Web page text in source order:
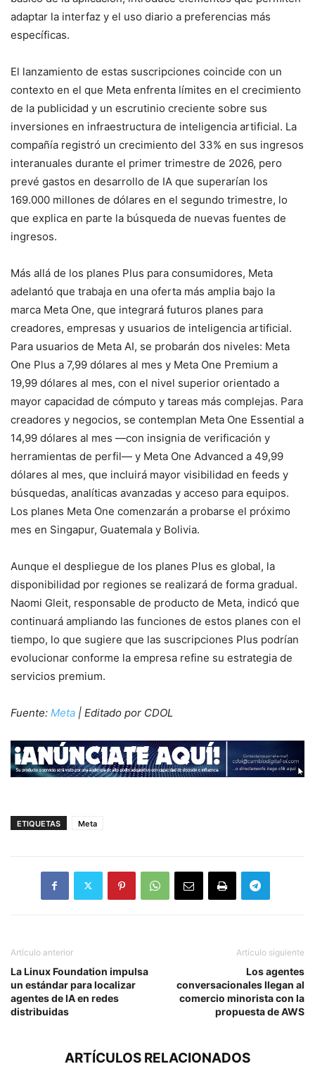
adaptar la interfaz y el uso diario a preferencias más
específicas.
El lanzamiento de estas suscripciones coincide con un
contexto en el que Meta enfrenta límites en el crecimiento
de la publicidad y un escrutinio creciente sobre sus
inversiones en infraestructura de inteligencia artificial. La
compañía registró un crecimiento del 33% en sus ingresos
interanuales durante el primer trimestre de 2026, pero
prevé gastos en desarrollo de IA que superarían los
169.000 millones de dólares en el segundo trimestre, lo
que explica en parte la búsqueda de nuevas fuentes de
ingresos.
Más allá de los planes Plus para consumidores, Meta
adelantó que trabaja en una oferta más amplia bajo la
marca Meta One, que integrará futuros planes para
creadores, empresas y usuarios de inteligencia artificial.
Para usuarios de Meta AI, se probarán dos niveles: Meta
One Plus a 7,99 dólares al mes y Meta One Premium a
19,99 dólares al mes, con el nivel superior orientado a
mayor capacidad de cómputo y tareas más complejas. Para
creadores y negocios, se contemplan Meta One Essential a
14,99 dólares al mes —con insignia de verificación y
herramientas de perfil— y Meta One Advanced a 49,99
dólares al mes, que incluirá mayor visibilidad en feeds y
búsquedas, analíticas avanzadas y acceso para equipos.
Los planes Meta One comenzarán a probarse el próximo
mes en Singapur, Guatemala y Bolivia.
Aunque el despliegue de los planes Plus es global, la
disponibilidad por regiones se realizará de forma gradual.
Naomi Gleit, responsable de producto de Meta, indicó que
continuará ampliando las funciones de estos planes con el
tiempo, lo que sugiere que las suscripciones Plus podrían
evolucionar conforme la empresa refine su estrategia de
servicios premium.
Fuente: Meta | Editado por CDOL
ETIQUETAS Meta
Artículo anterior
La Linux Foundation impulsa
un estándar para localizar
agentes de IA en redes
distribuidas
Artículo siguiente
Los agentes
conversacionales llegan al
comercio minorista con la
propuesta de AWS
ARTÍCULOS RELACIONADOS